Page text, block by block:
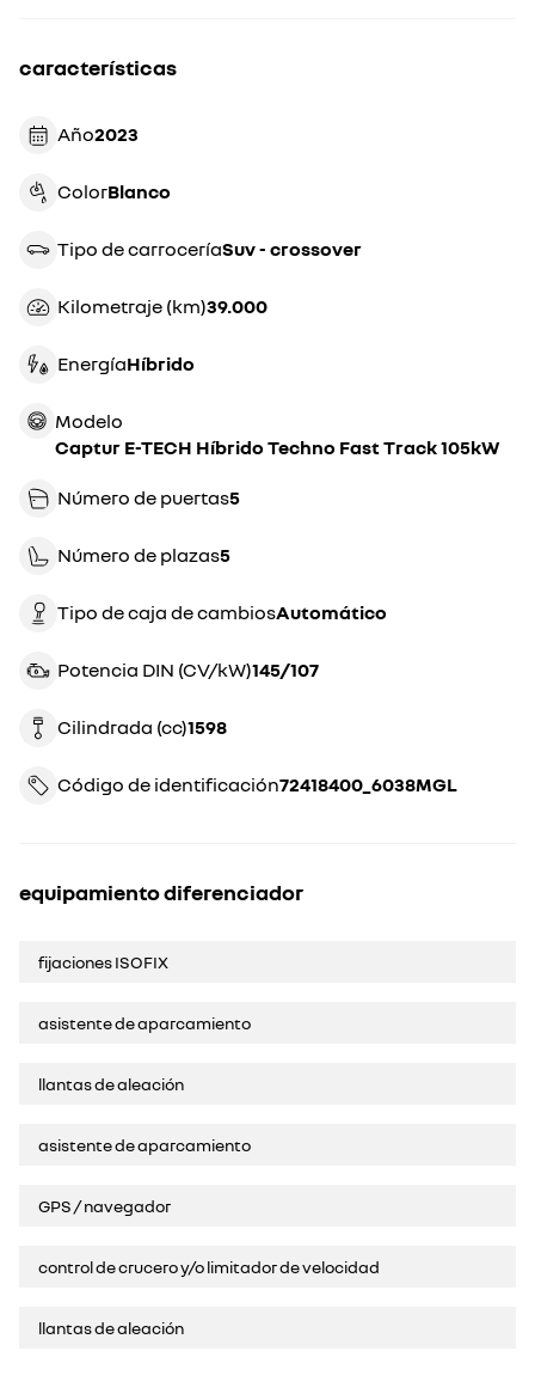
características
Año 2023
Color blanco
Tipo de carrocería suv - crossover
Kilometraje (km) 39.000
Energía híbrido
Modelo
Captur E-TECH Híbrido Techno Fast Track 105kW
Número de puertas5
Número de plazas5
Tipo de caja de cambios automático
Potencia DIN (CV/kW) 145/107
Cilindrada (cc) 1598
Código de identificación 72418400_6038MGL
equipamiento diferenciador
fijaciones ISOFIX
asistente de aparcamiento
llantas de aleación
asistente de aparcamiento
GPS / navegador
control de crucero y/o limitador de velocidad
llantas de aleación